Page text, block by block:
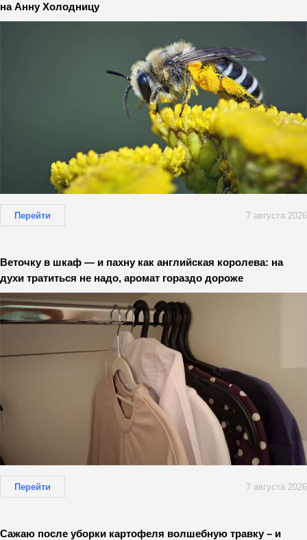
на Анну Холодницу
Перейти 7 августа 2026
Веточку в шкаф — и пахну как английская королева: на
духи тратиться не надо, аромат гораздо дороже
Перейти 7 августа 2026
Сажаю после уборки картофеля волшебную травку – и